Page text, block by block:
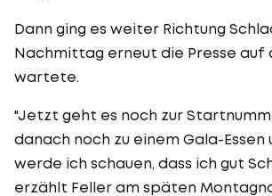
Dann ging es weiter Richtung
Nachmittag erneut die Presse auf
wartete.
"Jetzt geht es noch zur
danach noch zu einem Gala-Essen
werde ich schauen, dass ich gut
erzählt Feller am späten